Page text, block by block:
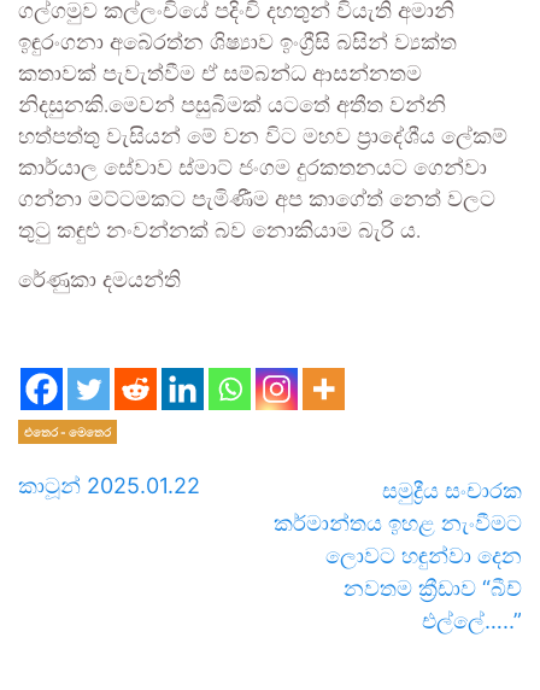
ගල්ගමුව කල්ලංචියේ පදිංචි දහතුන් වියැති අමානි
ඉඳුරංගනා අබේරත්න ශිෂ්‍යාව ඉංග්‍රීසි බසින් ව්‍යක්ත
කතාවක් පැවැත්වීම ඒ සම්බන්ධ ආසන්නතම
නිදසුනකි.මෙවන් පසුබිමක් යටතේ අතීත වන්නි
හත්පත්තු වැසියන් මේ වන විට මහව ප්‍රාදේශීය ලේකම්
කාර්යාල සේවාව ස්මාට් ජංගම දුරකතනයට ගෙන්වා
ගන්නා මට්ටමකට පැමිණීම අප කාගේත් නෙත් වලට
තුටු කඳුළු නංවන්නක් බව නොකියාම බැරි ය.
රේණුකා දමයන්ති
එතෙර - මෙතෙර
කාටූන් 2025.01.22
සමුද්‍රීය සංචාරක
කර්මාන්තය ඉහළ නැංවීමට
ලොවට හඳුන්වා දෙන
නවතම ක්‍රීඩාව “බීච්
එල්ලේ…..”